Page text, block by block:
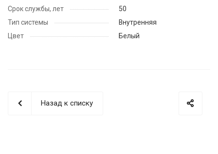
Срок службы, лет
50
Тип системы
Внутренняя
Цвет
Белый
Назад к списку